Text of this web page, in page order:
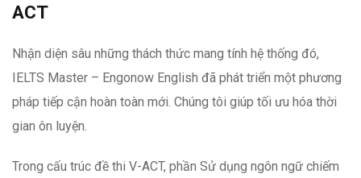
ACT
Nhận diện sâu những thách thức mang tính hệ thống đó,
IELTS Master – Engonow English đã phát triển một phương
pháp tiếp cận hoàn toàn mới. Chúng tôi giúp tối ưu hóa thời
gian ôn luyện.
Trong cấu trúc đề thi V-ACT, phần Sử dụng ngôn ngữ chiếm